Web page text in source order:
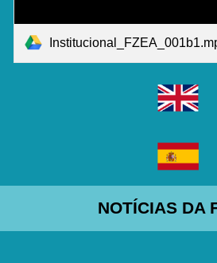
NOTÍCIAS DA